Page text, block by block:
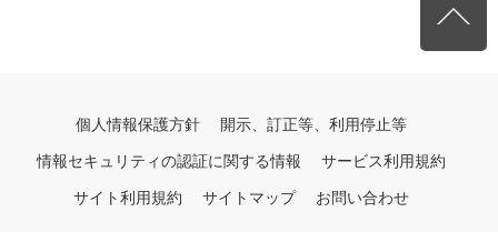
個人情報保護方針 開示、訂正等、利用停止等
情報セキュリティの認証に関する情報 サービス利用規約
サイト利用規約 サイトマップ お問い合わせ